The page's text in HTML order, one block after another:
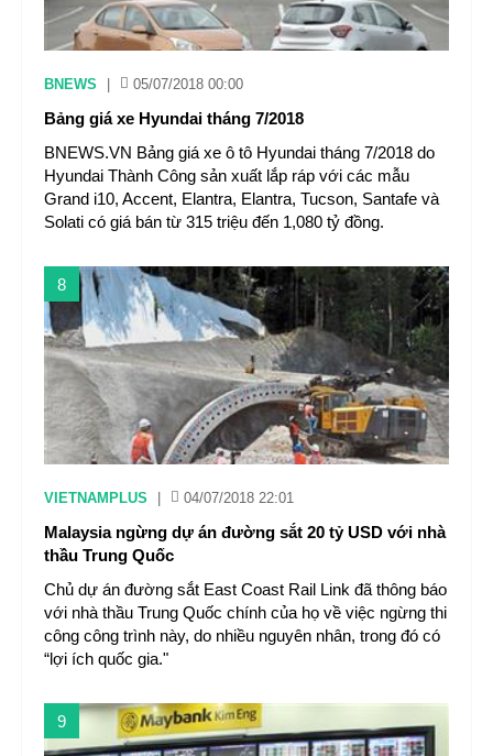
BNEWS 05/07/2018 00:00
Bảng giá xe Hyundai tháng 7/2018
BNEWS.VN Bảng giá xe ô tô Hyundai tháng 7/2018 do
Hyundai Thành Công sản xuất lắp ráp với các mẫu
Grand i10, Accent, Elantra, Elantra, Tucson, Santafe và
Solati có giá bán từ 315 triệu đến 1,080 tỷ đồng.
8
VIETNAMPLUS 04/07/2018 22:01
Malaysia ngừng dự án đường sắt 20 tỷ USD với nhà
thầu Trung Quốc
Chủ dự án đường sắt East Coast Rail Link đã thông báo
với nhà thầu Trung Quốc chính của họ về việc ngừng thi
công công trình này, do nhiều nguyên nhân, trong đó có
“lợi ích quốc gia."
9